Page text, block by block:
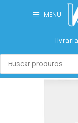
MENU
livraria